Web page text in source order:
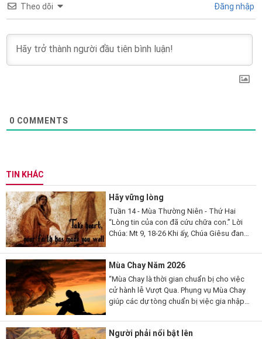
Theo dõi Đăng nhập
0 COMMENTS
TIN KHÁC
Hãy vững lòng
Tuần 14 - Mùa Thường Niên - Thứ Hai
“Lòng tin của con đã cứu chữa con.” Lời
Chúa: Mt 9, 18-26 Khi ấy, Chúa Giêsu đang
mà thưa...
Mùa Chay Năm 2026
“Mùa Chay là thời gian chuẩn bị cho việc
cử hành lễ Vượt Qua. Phụng vụ Mùa Chay
giúp các dự tòng chuẩn bị việc gia nhập
Chay cũng là thời gian...
Người phải nổi bật lên